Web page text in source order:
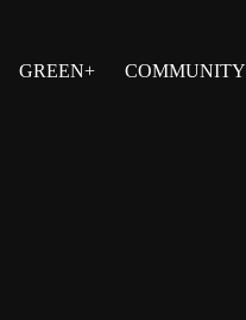
GREEN+ COMMUNITY